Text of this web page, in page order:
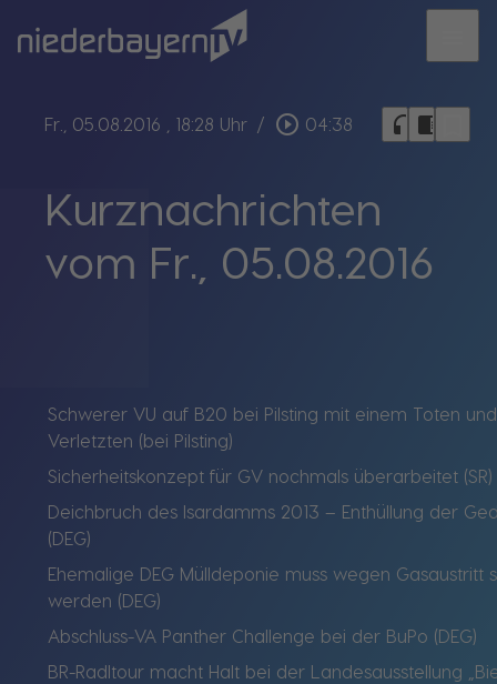
Fr., 05.08.2016 , 18:28 Uhr / play_circle_outline 04:38 headphones chrome_reader_mode
Kurznachrichten
vom Fr., 05.08.2016
Schwerer VU auf B20 bei Pilsting mit einem Toten
Verletzten (bei Pilsting)
Sicherheitskonzept für GV nochmals überarbeitet (SR)
Deichbruch des Isardamms 2013 – Enthüllung der
(DEG)
Ehemalige DEG Mülldeponie muss wegen Gasaustritt
werden (DEG)
Abschluss-VA Panther Challenge bei der BuPo (DEG)
BR-Radltour macht Halt bei der Landesausstellung